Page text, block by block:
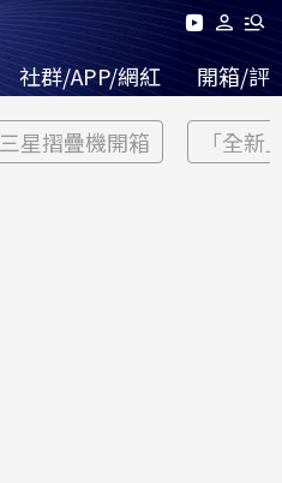
社群/APP/網紅 開箱/評
三星摺疊機開箱 「全新